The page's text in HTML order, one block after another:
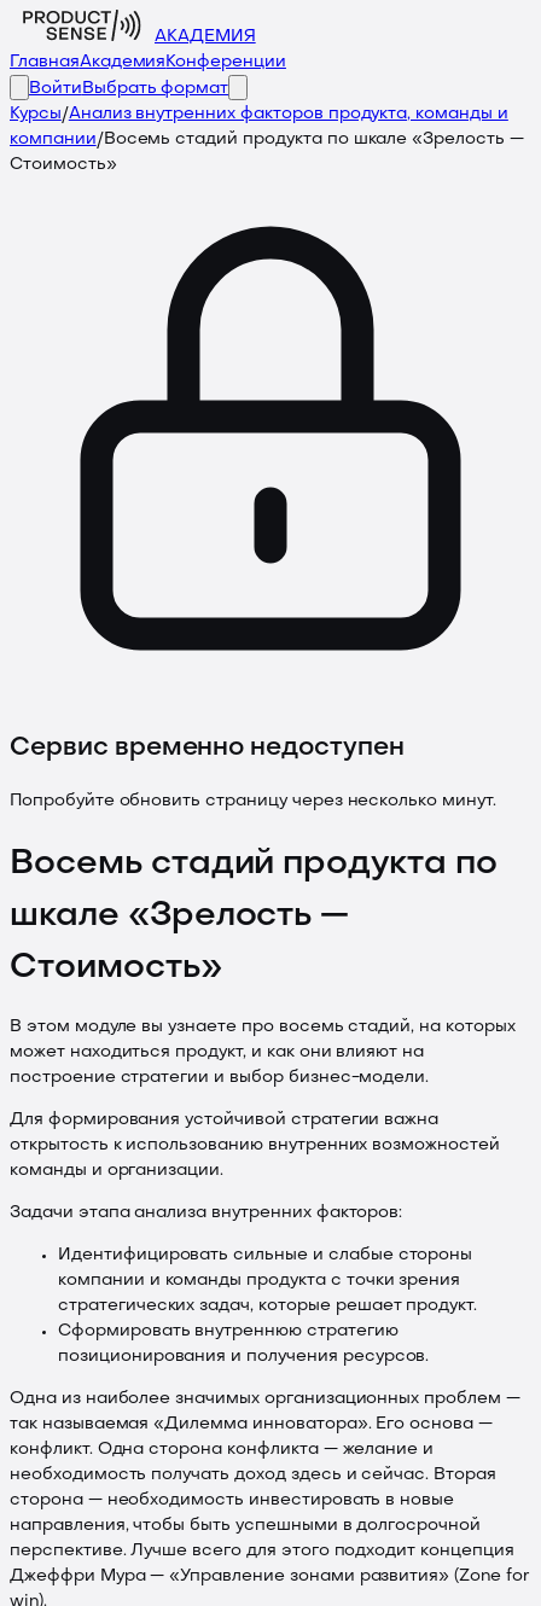
АКАДЕМИЯ
ГлавнаяАкадемия Конференции
Войти Выбрать формат
Курсы/Анализ внутренних факторов продукта, команды и
компании/ Восемь стадий продукта по шкале «Зрелость —
Стоимость»
Сервис временно недоступен
Попробуйте обновить страницу через несколько минут.
Восемь стадий продукта по
шкале «Зрелость —
Стоимость»
В этом модуле вы узнаете про восемь стадий, на которых
может находиться продукт, и как они влияют на
построение стратегии и выбор бизнес-модели.
Для формирования устойчивой стратегии важна
открытость к использованию внутренних возможностей
команды и организации.
Задачи этапа анализа внутренних факторов:
Идентифицировать сильные и слабые стороны
компании и команды продукта с точки зрения
стратегических задач, которые решает продукт.
Сформировать внутреннюю стратегию
позиционирования и получения ресурсов.
Одна из наиболее значимых организационных проблем —
так называемая «Дилемма инноватора». Его основа —
конфликт. Одна сторона конфликта — желание и
необходимость получать доход здесь и сейчас. Вторая
сторона — необходимость инвестировать в новые
направления, чтобы быть успешными в долгосрочной
перспективе. Лучше всего для этого подходит концепция
Джеффри Мура — «Управление зонами развития» (Zone for
win).